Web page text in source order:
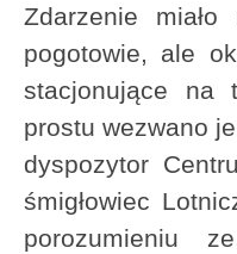
Zdarzenie
pogotowie, ale
stacjonujące na
prostu wezwano
dyspozytor
śmigłowiec
porozumieniu